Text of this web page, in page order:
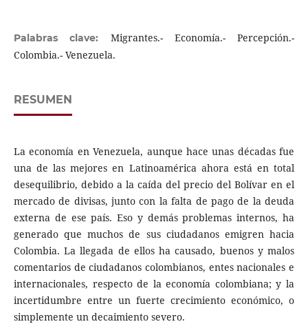
Palabras clave: Migrantes.- Economía.- Percepción.-
Colombia.- Venezuela.
RESUMEN
La economía en Venezuela, aunque hace unas décadas fue
una de las mejores en Latinoamérica ahora está en total
desequilibrio, debido a la caída del precio del Bolívar en el
mercado de divisas, junto con la falta de pago de la deuda
externa de ese país. Eso y demás problemas internos, ha
generado que muchos de sus ciudadanos emigren hacia
Colombia. La llegada de ellos ha causado, buenos y malos
comentarios de ciudadanos colombianos, entes nacionales e
internacionales, respecto de la economía colombiana; y la
incertidumbre entre un fuerte crecimiento económico, o
simplemente un decaimiento severo.